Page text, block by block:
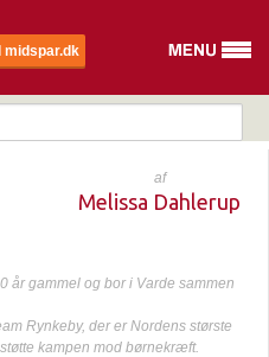
midspar.dk
af
Melissa Dahlerup
år gammel og bor i Varde sammen
Rynkeby, der er Nordens største
kampen mod børnekræft.